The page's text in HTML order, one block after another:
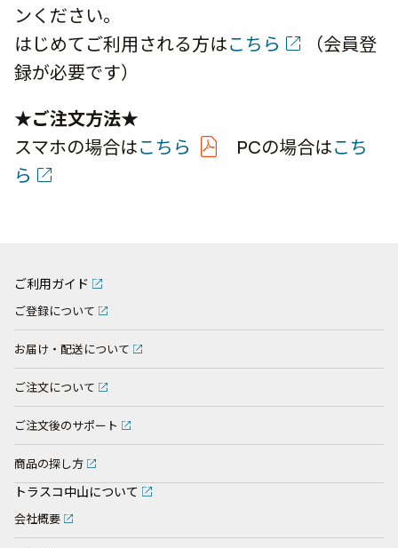
ンください。
はじめてご利用される方はこちら
（会員登
録が必要です）
★ご注文方法★
スマホの場合はこちら PCの場合はこち
ら
ご利用ガイド
ご登録について
お届け・配送について
ご注文について
ご注文後のサポート
商品の探し方
トラスコ中山について
会社概要